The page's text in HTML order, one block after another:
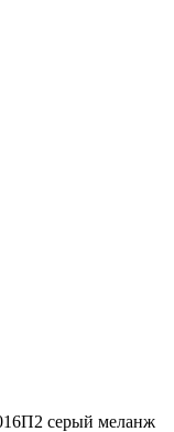
серый меланж